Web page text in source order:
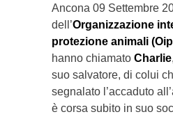
Ancona 09 Settembre
dell’Organizzazione
protezione animali
hanno chiamato Charlie
suo salvatore, di colui
segnalato l’accaduto
è corsa subito in suo